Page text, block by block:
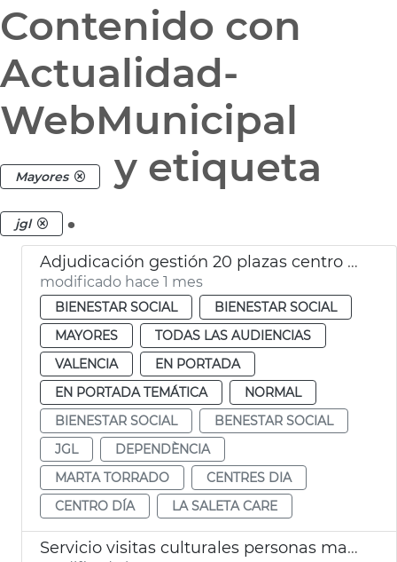
Contenido con
Actualidad-
WebMunicipal
Mayores y etiqueta
jgl .
Adjudicación gestión 20 plazas centro día privados València
modificado hace 1 mes
BIENESTAR SOCIAL
BIENESTAR SOCIAL
MAYORES
TODAS LAS AUDIENCIAS
VALENCIA
EN PORTADA
EN PORTADA TEMÁTICA
NORMAL
BIENESTAR SOCIAL
BENESTAR SOCIAL
JGL
DEPENDÈNCIA
MARTA TORRADO
CENTRES DIA
CENTRO DÍA
LA SALETA CARE
Servicio visitas culturales personas mayores València